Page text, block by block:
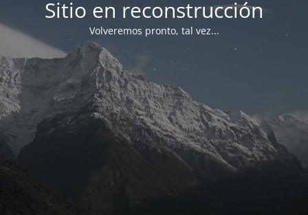
Sitio en reconstrucción
Volveremos pronto, tal vez...